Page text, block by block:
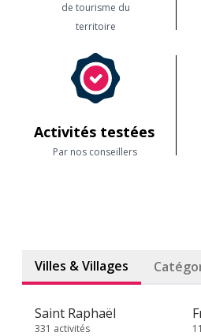
de tourisme du
territoire
Activités testées
Par nos conseillers
Villes & Villages
Saint Raphaël
331 activités